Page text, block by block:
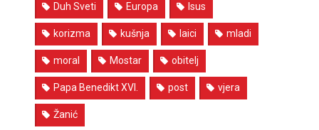
Duh Sveti Europa Isus
korizma kušnja laici mladi
moral Mostar obitelj
Papa Benedikt XVI. post vjera
Žanić